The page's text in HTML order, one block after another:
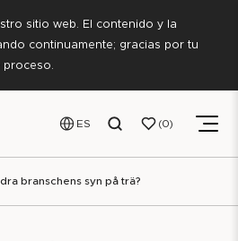
sitio web. El contenido y la
continuamente; gracias por tu
proceso.
ES 0
branschens syn på trä?